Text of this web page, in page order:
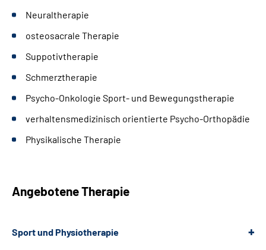
Neuraltherapie
osteosacrale Therapie
Suppotivtherapie
Schmerztherapie
Psycho-Onkologie Sport- und Bewegungstherapie
verhaltensmedizinisch orientierte Psycho-Orthopädie
Physikalische Therapie
Angebotene Therapie
Sport und Physiotherapie